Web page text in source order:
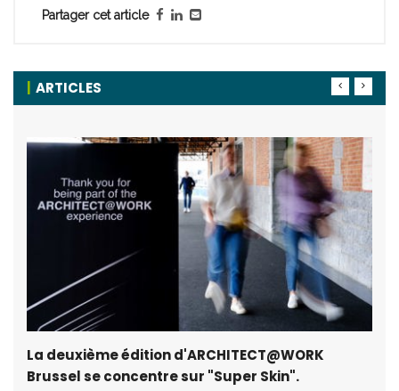
Partager cet article
ARTICLES
La deuxième édition d'ARCHITECT@WORK
Brussel se concentre sur "Super Skin".